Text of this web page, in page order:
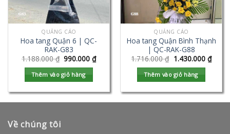
QUẢNG CÁO
Hoa tang Quận 6 | QC-
RAK-G83
1.188.000₫ 990.000₫
Thêm vào giỏ hàng
QUẢNG CÁO
Hoa tang Quận Bình Thạnh
| QC-RAK-G88
1.716.000₫ 1.430.000 ₫
Thêm vào giỏ hàng
Về chúng tôi